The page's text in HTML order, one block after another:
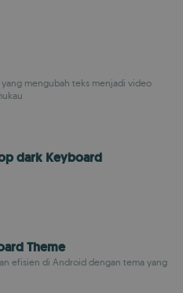
mengubah teks menjadi video
dark Keyboard
Theme
efisien di Android dengan tema yang